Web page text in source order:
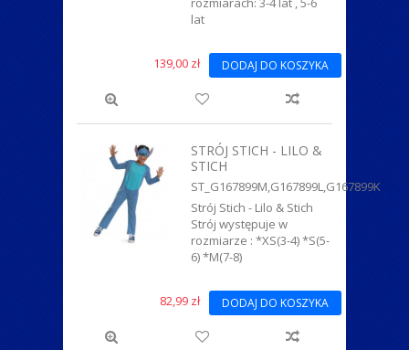
lat
139,00 zł DODAJ DO KOSZYKA
STRÓJ STICH - LILO &
STICH
ST_G167899M,G167899L,G167899K
Strój Stich - Lilo & Stich
Strój występuje w
rozmiarze : *XS(3-4) *S(5-
6) *M(7-8)
82,99 zł DODAJ DO KOSZYKA